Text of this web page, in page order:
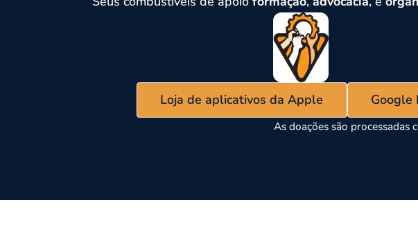
Loja de aplicativos da Apple Google
As doações são